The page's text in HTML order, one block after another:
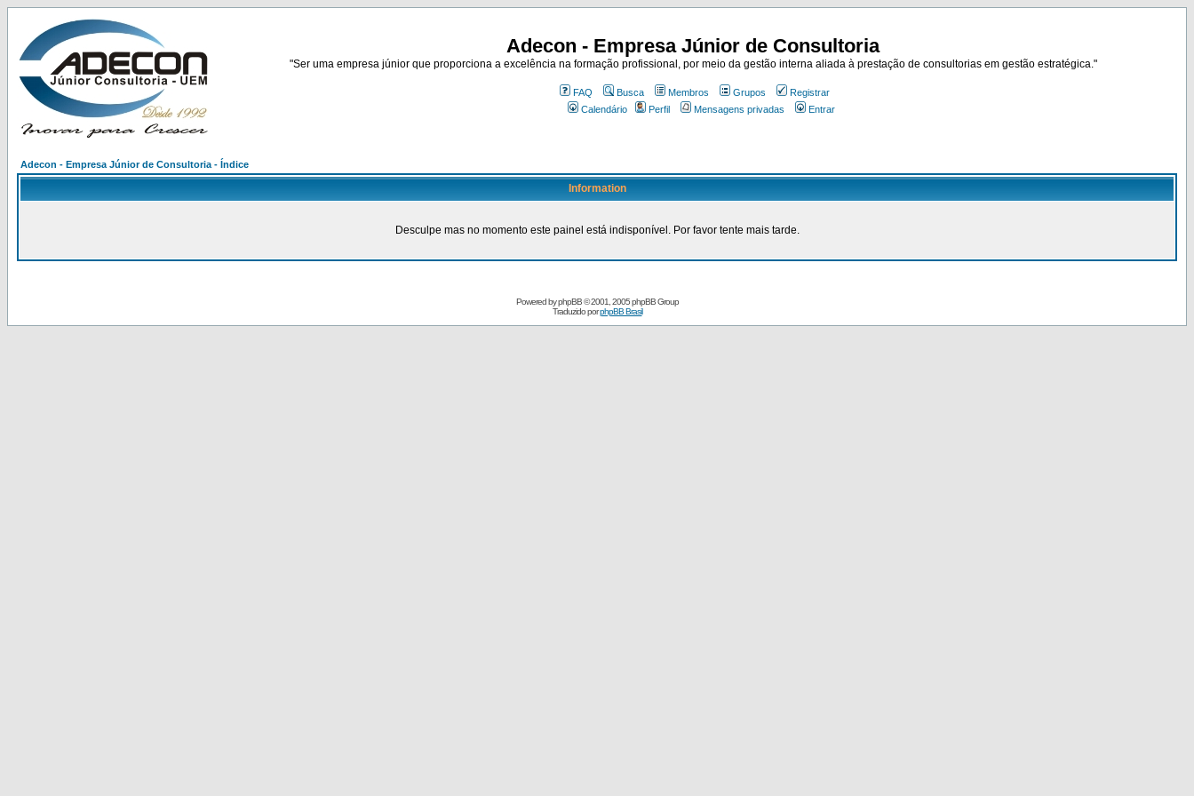
Adecon - Empresa Júnior de Consultoria
"Ser uma empresa júnior que proporciona a excelência na formação profissional, por meio da gestão interna aliada à prestação de consultorias em gestão estratégica."
FAQ Busca Membros Grupos
Registrar
Calendário
Perfil Mensagens privadas Entrar
Adecon - Empresa Júnior de Consultoria - Índice
Information
Desculpe mas no momento este painel está indisponível. Por favor tente mais tarde.
Powered byphpBB© 2001, 2005 phpBB Group
Traduzido porphpBB Brasil